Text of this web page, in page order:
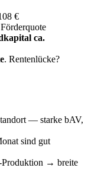
€
ca.
. Rentenlücke?
— starke bAV,
sind gut
Produktion → breite